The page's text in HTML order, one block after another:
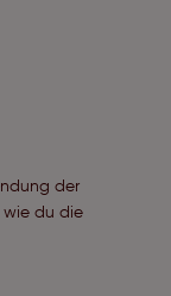
der
wie du die